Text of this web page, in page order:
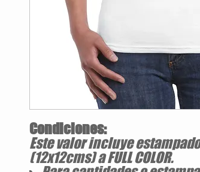
Condiciones:
Este valor incluye
(12x12cms) a FULL COLOR.